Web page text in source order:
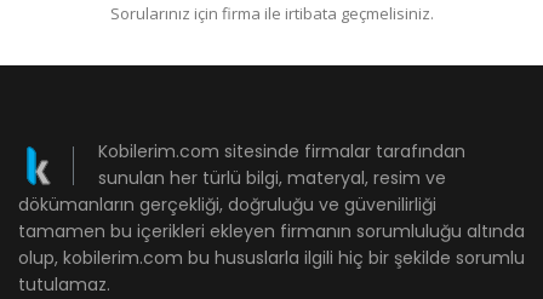
Sorularınız için firma ile irtibata geçmelisiniz.
Kobilerim.com sitesinde firmalar tarafından
sunulan her türlü bilgi, materyal, resim ve
dökümanların gerçekliği, doğruluğu ve güvenilirliği
tamamen bu içerikleri ekleyen firmanın sorumluluğu altında
olup, kobilerim.com bu hususlarla ilgili hiç bir şekilde sorumlu
tutulamaz.